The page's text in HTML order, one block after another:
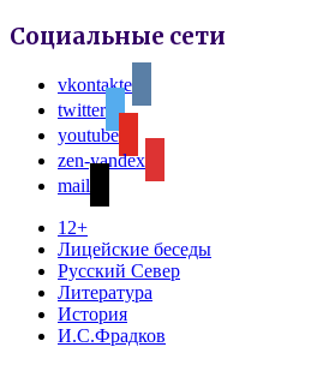
Социальные сети
vkontakte
twitter
youtube
zen-yandex
mail
12+
Лицейские беседы
Русский Север
Литература
История
И.С.Фрадков